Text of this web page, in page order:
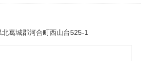
葛城郡河合町西山台525-1